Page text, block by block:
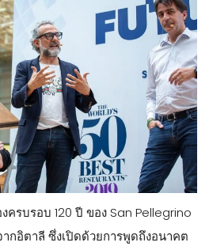
ครบรอบ 120 ปี ของ San Pellegrino
กอิตาลี ซึ่งเปิดด้วยการพูดถึงอนาคต